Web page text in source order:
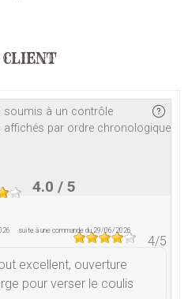
soumis à un contrôle
affichés par ordre chronologique
4.0 / 5
suite à une commande du 29/06/2026
4/5
excellent, ouverture
pour verser le coulis